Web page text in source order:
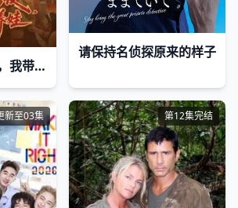
穿书七零洞房夜，我带着空间来养娃
请保持名侦探原来的样子
新至03集 第12集完结